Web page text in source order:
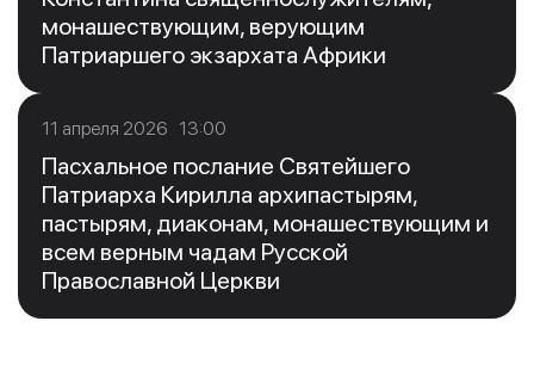
монашествующим, верующим
Патриаршего экзархата Африки
11 апреля 2026 13:00
Пасхальное послание Святейшего
Патриарха Кирилла архипастырям,
пастырям, диаконам, монашествующим и
всем верным чадам Русской
Православной Церкви